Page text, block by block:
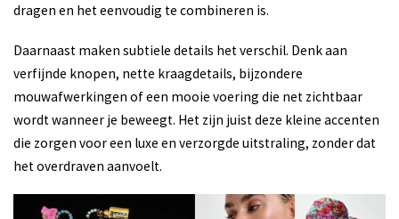
dragen en het eenvoudig te combineren is.
Daarnaast maken subtiele details het verschil. Denk aan
verfijnde knopen, nette kraagdetails, bijzondere
mouwafwerkingen of een mooie voering die net zichtbaar
wordt wanneer je beweegt. Het zijn juist deze kleine accenten
die zorgen voor een luxe en verzorgde uitstraling, zonder dat
het overdraven aanvoelt.